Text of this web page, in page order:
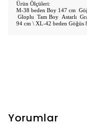
Ürün Ölçüleri:
M-38 beden Boy 147 cm
Gloplu Tam Boy Astarlı
94 cm \ XL-42 beden Göğüs
Yorumlar